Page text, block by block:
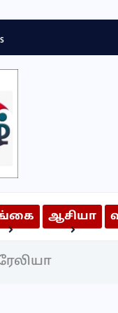
ஆசியா